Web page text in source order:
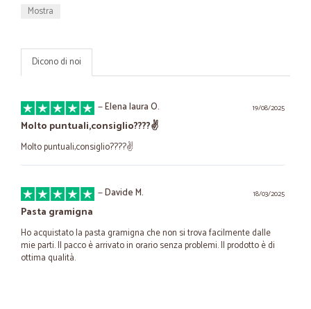
Mostra
Dicono di noi
19/08/2025
—Elena laura O.
Molto puntuali,consiglio????✌️
Molto puntuali,consiglio????✌️
18/03/2025
—Davide M.
Pasta gramigna
Ho acquistato la pasta gramigna che non si trova facilmente dalle
mie parti. Il pacco è arrivato in orario senza problemi. Il prodotto è di
ottima qualità.